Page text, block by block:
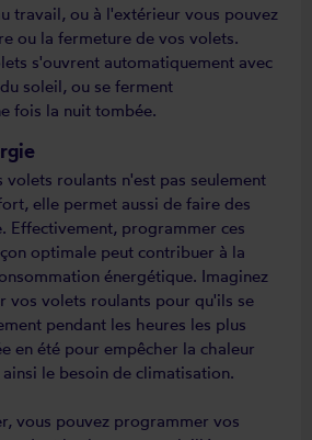
travail, ou à l'extérieur vous pouvez
ou la fermeture de vos volets.
s'ouvrent automatiquement avec
soleil, ou se ferment
fois la nuit tombée.
roulants n'est pas seulement
elle permet aussi de faire des
Effectivement, programmer ces
optimale peut contribuer à la
énergétique. Imaginez
vos volets roulants pour qu'ils se
pendant les heures les plus
en été pour empêcher la chaleur
le besoin de climatisation.
vous pouvez programmer vos